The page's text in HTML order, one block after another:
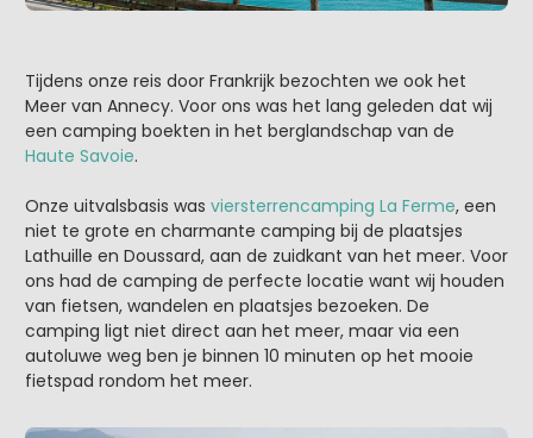
Tijdens onze reis door Frankrijk bezochten we ook het
Meer van Annecy. Voor ons was het lang geleden dat wij
een camping boekten in het berglandschap van de
Haute Savoie.
Onze uitvalsbasis was viersterrencamping La Ferme, een
niet te grote en charmante camping bij de plaatsjes
Lathuille en Doussard, aan de zuidkant van het meer. Voor
ons had de camping de perfecte locatie want wij houden
van fietsen, wandelen en plaatsjes bezoeken. De
camping ligt niet direct aan het meer, maar via een
autoluwe weg ben je binnen 10 minuten op het mooie
fietspad rondom het meer.